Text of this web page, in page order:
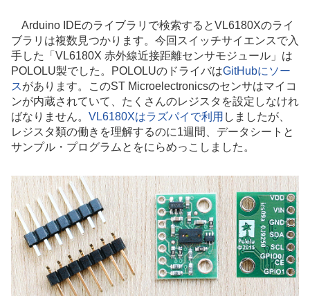
Arduino IDEのライブラリで検索するとVL6180Xのライ
ブラリは複数見つかります。今回スイッチサイエンスで入
手した「VL6180X 赤外線近接距離センサモジュール」は
POLOLU製でした。POLOLUのドライバはGitHubにソー
スがあります。このST Microelectronicsのセンサはマイコ
ンが内蔵されていて、たくさんのレジスタを設定しなけれ
ばなりません。 VL6180Xはラズパイで利用 しましたが、
レジスタ類の働きを理解するのに1週間、データシートと
サンプル・プログラムとをにらめっこしました。